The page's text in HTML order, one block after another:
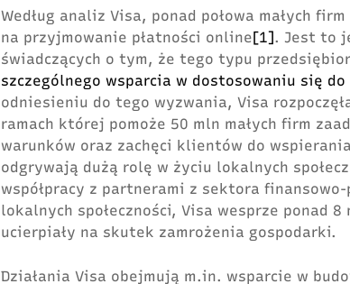
Według analiz Visa, ponad połowa małych
na przyjmowanie płatności online[1]. Jest to
świadczących o tym, że tego typu
szczególnego wsparcia w dostosowaniu się
odniesieniu do tego wyzwania, Visa
ramach której pomoże 50 mln małych firm
warunków oraz zachęci klientów do
odgrywają dużą rolę w życiu lokalnych
współpracy z partnerami z sektora
lokalnych społeczności, Visa wesprze ponad
ucierpiały na skutek zamrożenia gospodarki.
Działania Visa obejmują m.in. wsparcie w